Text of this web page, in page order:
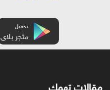
تحميل
متجر بلاى
مقالات تهمك